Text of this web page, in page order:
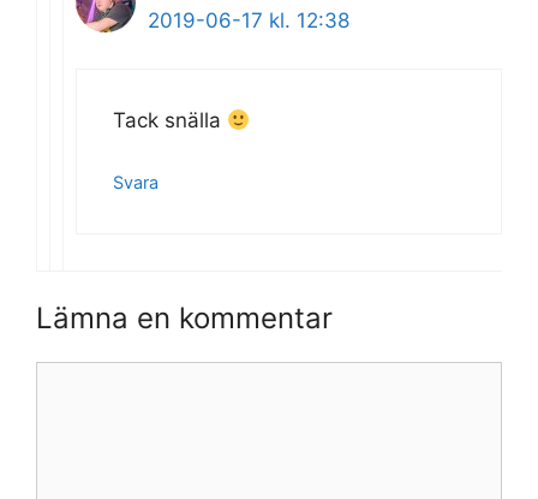
2019-06-17 kl. 12:38
Tack snälla
Svara
Lämna en kommentar